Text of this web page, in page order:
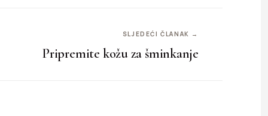
SLJEDEĆI ČLANAK →
Pripremite kožu za šminkanje